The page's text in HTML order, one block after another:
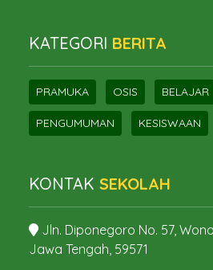
KATEGORI BERITA
PRAMUKA OSIS BELAJAR
PENGUMUMAN KESISWAAN
KONTAK SEKOLAH
Jln. Diponegoro No. 57,
Jawa Tengah, 59571